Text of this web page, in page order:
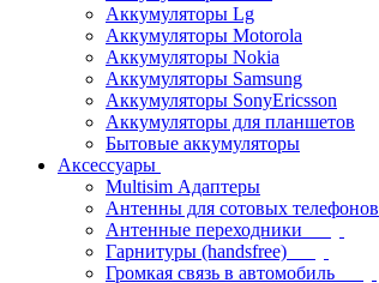
Аккумуляторы Lg
Аккумуляторы Motorola
Аккумуляторы Nokia
Аккумуляторы Samsung
Аккумуляторы SonyEricsson
Аккумуляторы для планшетов
Бытовые аккумуляторы
Аксессуары
Multisim Адаптеры
Антенны для сотовых телефонов
Антенные переходники
Гарнитуры (handsfree)
Громкая связь в автомобиль